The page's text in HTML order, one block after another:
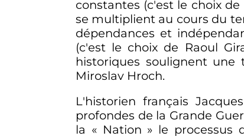
constantes (c'est le choix
se multiplient au cours du
dépendances et
(c'est le choix de Raoul
historiques soulignent une
Miroslav Hroch.
L'historien français
profondes de la Grande
la « Nation » le processus